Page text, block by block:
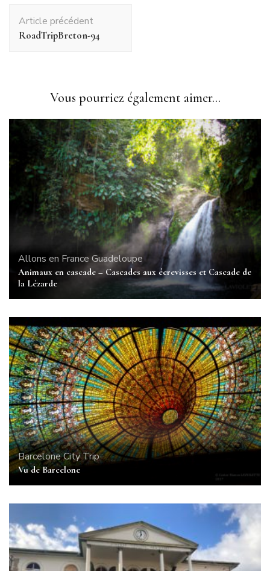
d'article
Article précédent
RoadTripBreton-94
Vous pourriez également aimer...
Allons en France Guadeloupe
Animaux en cascade – Cascades aux écrevisses et Cascade de
la Lézarde
BarceloneCity Trip
Vu de Barcelone